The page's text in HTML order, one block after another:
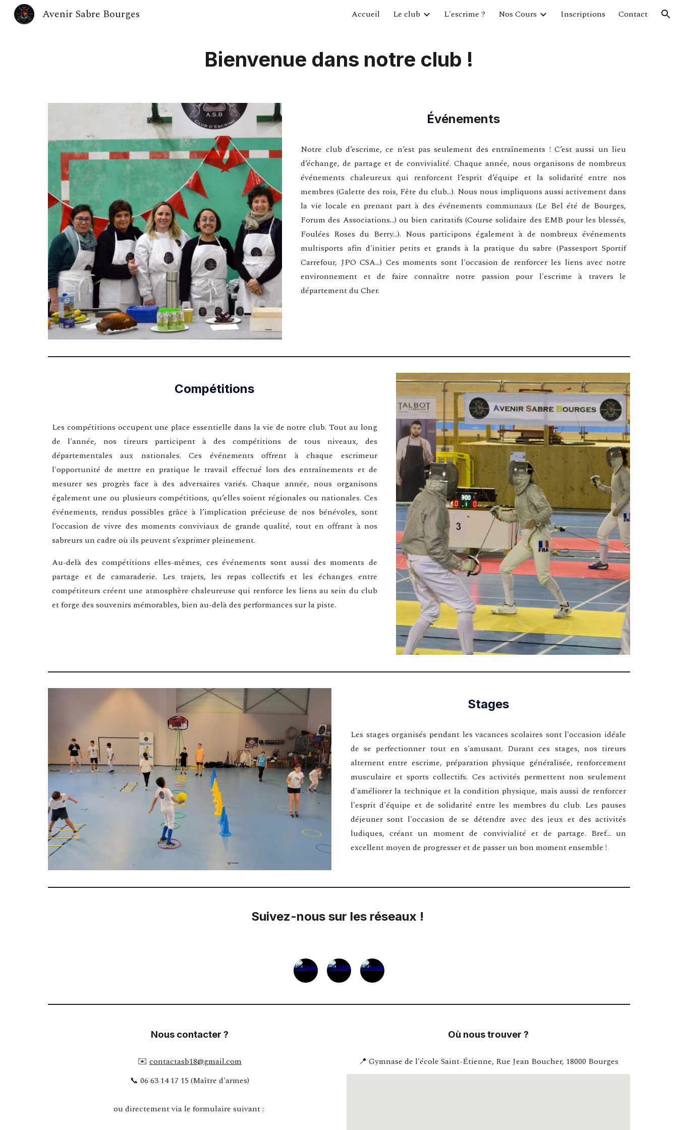
Skip to navigation
Avenir Sabre Bourges Accueil Le club L'escrime ? Nos Cours Inscriptions Contact
Bienvenue dans notre club !
Événements
Notre club d’escrime, ce n’est pas seulement des entraînements ! C’est aussi un lieu
d’échange, de partage et de convivialité. Chaque année, nous organisons de nombreux
événements chaleureux qui renforcent l’esprit d’équipe et la solidarité entre nos
membres (Galette des rois, Fête du club...). Nous nous impliquons aussi activement dans
la vie locale en prenant part à des événements communaux (Le Bel été de Bourges,
Forum des Associations...) ou bien caritatifs (Course solidaire des EMB pour les blessés,
Foulées Roses du Berry...). Nous participons également à de nombreux événements
multisports afin d'initier petits et grands à la pratique du sabre (Passesport Sportif
Carrefour, JPO CSA...) Ces moments sont l'occasion de renforcer les liens avec notre
environnement et de faire connaître notre passion pour l'escrime à travers le
département du Cher.
Compétitions
Les compétitions occupent une place essentielle dans la vie de notre club. Tout au long
de l'année, nos tireurs participent à des compétitions de tous niveaux, des
départementales aux nationales. Ces événements offrent à chaque escrimeur
l'opportunité de mettre en pratique le travail effectué lors des entraînements et de
mesurer ses progrès face à des adversaires variés. Chaque année, nous organisons
également une ou plusieurs compétitions, qu’elles soient régionales ou nationales. Ces
événements, rendus possibles grâce à l’implication précieuse de nos bénévoles, sont
l’occasion de vivre des moments conviviaux de grande qualité, tout en offrant à nos
sabreurs un cadre où ils peuvent s’exprimer pleinement.
Au-delà des compétitions elles-mêmes, ces événements sont aussi des moments de
partage et de camaraderie. Les trajets, les repas collectifs et les échanges entre
compétiteurs créent une atmosphère chaleureuse qui renforce les liens au sein du club
et forge des souvenirs mémorables, bien au-delà des performances sur la piste.
Stages
Les stages organisés pendant les vacances scolaires sont l'occasion idéale
de se perfectionner tout en s'amusant. Durant ces stages, nos tireurs
alternent entre escrime, préparation physique généralisée, renforcement
musculaire et sports collectifs. Ces activités permettent non seulement
d'améliorer la technique et la condition physique, mais aussi de renforcer
l'esprit d'équipe et de solidarité entre les membres du club. Les pauses
déjeuner sont l'occasion de se détendre avec des jeux et des activités
ludiques, créant un moment de convivialité et de partage. Bref... un
excellent moyen de progresser et de passer un bon moment ensemble !
Suivez-nous sur les réseaux !
Nous contacter ?
✉️ contactasb18@gmail.com
📞 06 63 14 17 15 (Maître d'armes)
ou directement via le formulaire suivant :
Où nous trouver ?
📍 Gymnase de l'école Saint-Étienne, Rue Jean Boucher, 18000 Bourges